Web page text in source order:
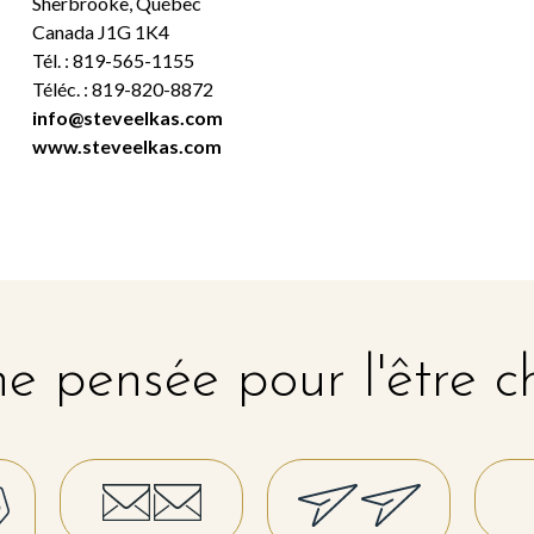
Canada J1G 1K4
Tél. : 819-565-1155
Téléc. : 819-820-8872
info@steveelkas.com
www.steveelkas.com
pensée pour l'être